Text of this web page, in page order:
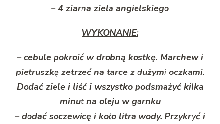
– 4 ziarna ziela angielskiego
WYKONANIE:
– cebule pokroić w drobną kostkę. Marchew i
pietruszkę zetrzeć na tarce z dużymi oczkami.
Dodać ziele i liść i wszystko podsmażyć kilka
minut na oleju w garnku
– dodać soczewicę i koło litra wody. Przykryć i